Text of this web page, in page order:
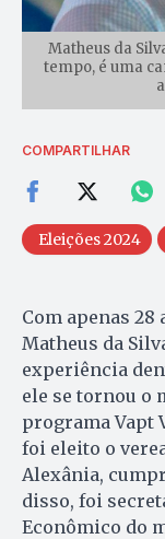
Matheus da
tempo, é uma
COMPARTILHAR
Eleições 2024
Com apenas
Matheus da
experiência
ele se tornou o
programa Vapt
foi eleito o
Alexânia,
disso, foi
Econômico do